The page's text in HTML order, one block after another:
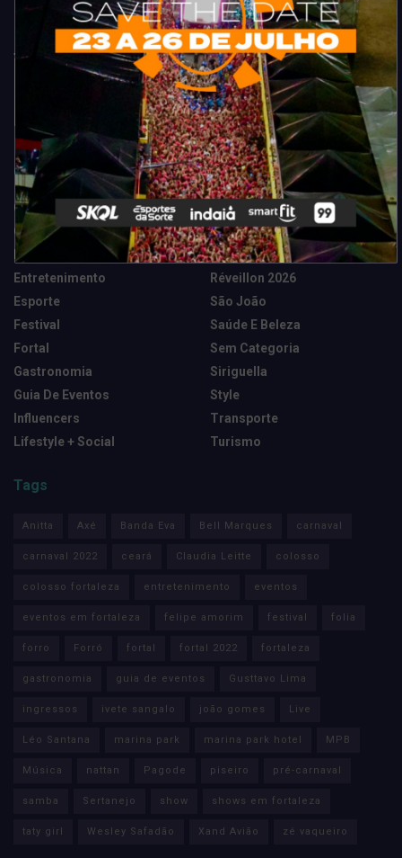
Categorias
Camarote Vip Junino
Cidade
Destaques
Entretenimento
Esporte
Festival
Fortal
Gastronomia
Guia De Eventos
Influencers
Lifestyle + Social
Marketing E Negócios
Música
News Tech
Réveillon 2026
São João
Saúde E Beleza
Sem Categoria
Siriguella
Style
Transporte
Turismo
Tags
Anitta Axé Banda Eva Bell Marques carnaval
carnaval 2022 ceará Claudia Leitte colosso
colosso fortaleza entretenimento eventos
eventos em fortaleza felipe amorim festival folia
forro Forró fortal fortal 2022 fortaleza
gastronomia guia de eventos Gusttavo Lima
ingressos ivete sangalo joão gomes Live
Léo Santana marina park marina park hotel MPB
Música nattan Pagode piseiro pré-carnaval
samba Sertanejo show shows em fortaleza
taty girl Wesley Safadão Xand Avião zé vaqueiro